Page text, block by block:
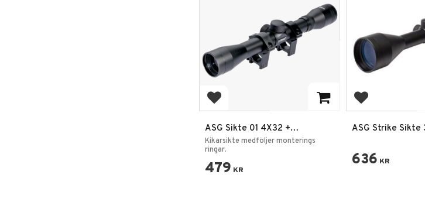
Add to favorites
ASG Sikte 01 4X32 +
Siktesringar
Kikarsikte medföljer monterings
ringar.
479 KR
Add to favorites
ASG Strike Sikte
636 KR